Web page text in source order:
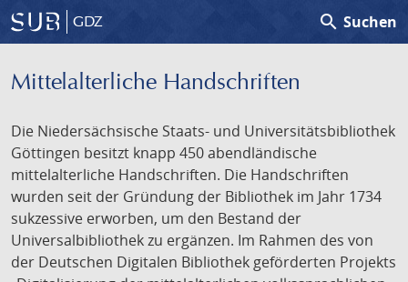
GDZ search Suchen
Mittelalterliche Handschriften
Die Niedersächsische Staats- und Universitätsbibliothek
Göttingen besitzt knapp 450 abendländische
mittelalterliche Handschriften. Die Handschriften
wurden seit der Gründung der Bibliothek im Jahr 1734
sukzessive erworben, um den Bestand der
Universalbibliothek zu ergänzen. Im Rahmen des von
der Deutschen Digitalen Bibliothek geförderten Projekts